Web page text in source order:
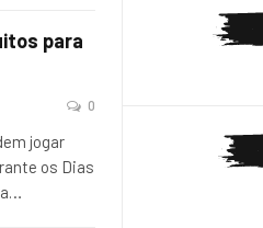
para
0
jogar
os Dias
…